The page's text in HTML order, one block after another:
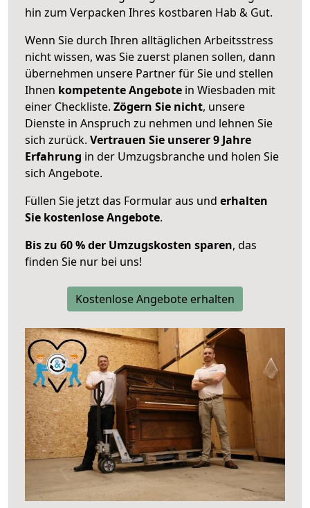
hin zum Verpacken Ihres kostbaren Hab & Gut.
Wenn Sie durch Ihren alltäglichen Arbeitsstress
nicht wissen, was Sie zuerst planen sollen, dann
übernehmen unsere Partner für Sie und stellen
Ihnen kompetente Angebote in Wiesbaden mit
einer Checkliste. Zögern Sie nicht, unsere
Dienste in Anspruch zu nehmen und lehnen Sie
sich zurück. Vertrauen Sie unserer 9 Jahre
Erfahrung in der Umzugsbranche und holen Sie
sich Angebote.
Füllen Sie jetzt das Formular aus und erhalten
Sie kostenlose Angebote.
Bis zu 60 % der Umzugskosten sparen, das
finden Sie nur bei uns!
Kostenlose Angebote erhalten